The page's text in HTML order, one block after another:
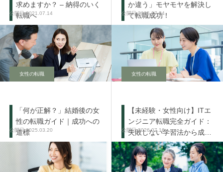
求めますか？ – 納得のいく
転職へ2021.07.14
か違う」モヤモヤを解決し
て転職成功！
2025.07.04
女性の転職
「何が正解？」結婚後の女
性の転職ガイド｜成功への
道標2025.03.20
女性の転職
【未経験・女性向け】ITエ
ンジニア転職完全ガイド：
失敗しない学習法から成功
の秘訣まで
2026.07.16